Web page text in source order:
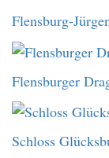
Flensburg-
Flensburger
Schloss